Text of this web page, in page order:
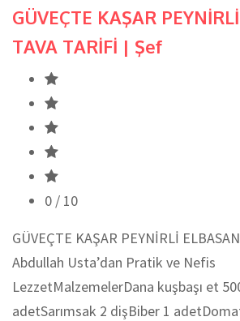
GÜVEÇTE KAŞAR
TAVA TARİFİ | Şef
0 / 10
GÜVEÇTE KAŞAR PEYNİRLİ
Abdullah Usta’dan Pratik ve Nefis
LezzetMalzemelerDana kuşbaşı et
adetSarımsak 2 dişBiber 1